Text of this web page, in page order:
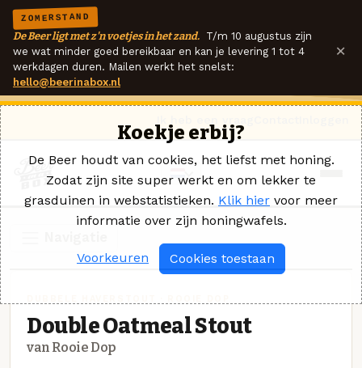
ZOMERSTAND
De Beer ligt met z'n voetjes in het zand. T/m 10 augustus zijn
we wat minder goed bereikbaar en kan je levering 1 tot 4
werkdagen duren. Mailen werkt het snelst:
hello@beerinabox.nl
×
Double Oatmeal Stout
van Rooie Dop
Koekje erbij?
De Beer houdt van cookies, het liefst met honing.
Zodat zijn site super werkt en om lekker te
grasduinen in webstatistieken. Klik hier voor meer
informatie over zijn honingwafels.
Voorkeuren Cookies toestaan